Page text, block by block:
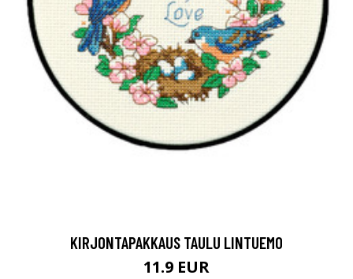
KIRJONTAPAKKAUS TAULU LINTUEMO
11.9 EUR